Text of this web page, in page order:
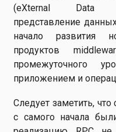
(eXternal Data
представление
начало развития
продуктов
промежуточного
приложением и
Следует заметить,
с самого начала